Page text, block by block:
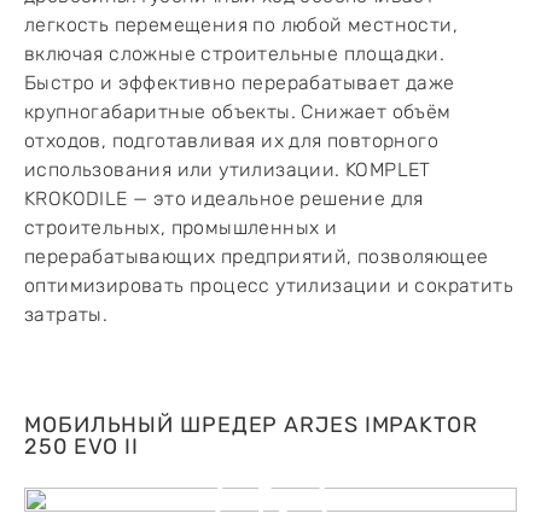
легкость перемещения по любой местности,
включая сложные строительные площадки.
Быстро и эффективно перерабатывает даже
крупногабаритные объекты. Снижает объём
отходов, подготавливая их для повторного
использования или утилизации. KOMPLET
KROKODILE — это идеальное решение для
строительных, промышленных и
перерабатывающих предприятий, позволяющее
оптимизировать процесс утилизации и сократить
затраты.
МОБИЛЬНЫЙ ШРЕДЕР ARJES IMPAKTOR
250 EVO II